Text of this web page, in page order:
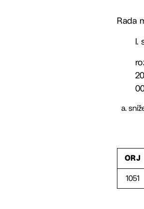
Rada
I.
ORJ
1051